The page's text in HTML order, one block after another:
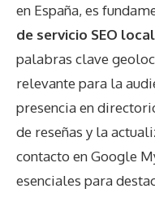
en España, es
de servicio SEO local
palabras clave
relevante para la
presencia en
de reseñas y la
contacto en Google
esenciales para